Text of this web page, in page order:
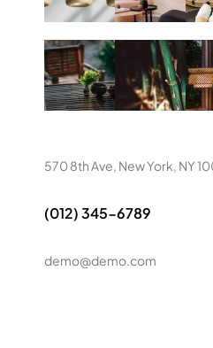
570 8th Ave, New York, NY
(012) 345-6789
demo@demo.com